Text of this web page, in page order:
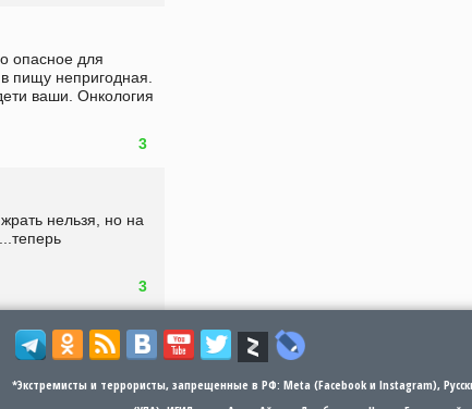
опасное для
пищу непригодная.
ваши. Онкология
3
нельзя, но на
3
*Экстремисты и террористы, запрещенные в РФ: Meta (Facebook и Instagram),